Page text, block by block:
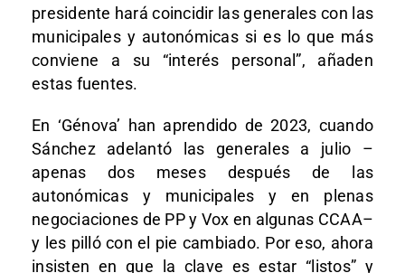
presidente hará coincidir las generales con las
municipales y autonómicas si es lo que más
conviene a su “interés personal”, añaden
estas fuentes.
En ‘Génova’ han aprendido de 2023, cuando
Sánchez adelantó las generales a julio –
apenas dos meses después de las
autonómicas y municipales y en plenas
negociaciones de PP y Vox en algunas CCAA–
y les pilló con el pie cambiado. Por eso, ahora
insisten en que la clave es estar “listos” y